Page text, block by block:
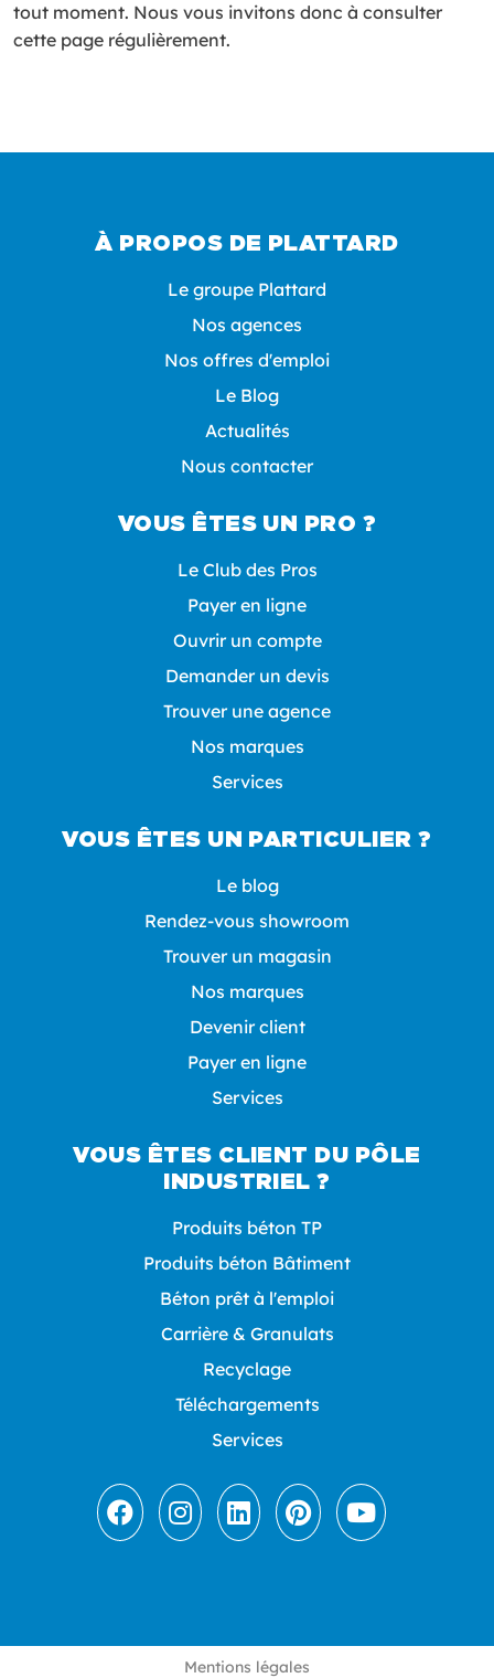
tout moment. Nous vous invitons donc à consulter
cette page régulièrement.
À PROPOS DE PLATTARD
Le groupe Plattard
Nos agences
Nos offres d'emploi
Le Blog
Actualités
Nous contacter
VOUS ÊTES UN PRO ?
Le Club des Pros
Payer en ligne
Ouvrir un compte
Demander un devis
Trouver une agence
Nos marques
Services
VOUS ÊTES UN PARTICULIER ?
Le blog
Rendez-vous showroom
Trouver un magasin
Nos marques
Devenir client
Payer en ligne
Services
VOUS ÊTES CLIENT DU PÔLE
INDUSTRIEL ?
Produits béton TP
Produits béton Bâtiment
Béton prêt à l'emploi
Carrière & Granulats
Recyclage
Téléchargements
Services
Mentions légales